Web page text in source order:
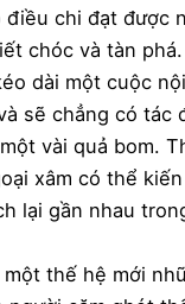
điều chi đạt được
chóc và tàn
dài một cuộc
sẽ chẳng có tác
vài quả bom.
xâm có thể
lại gần nhau
một thế hệ mới